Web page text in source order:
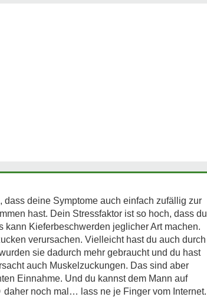
deine Symptome auch einfach zufällig zur
hast. Dein Stressfaktor ist so hoch, dass du
Kieferbeschwerden jeglicher Art machen.
verursachen. Vielleicht hast du auch durch
sie dadurch mehr gebraucht und du hast
auch Muskelzuckungen. Das sind aber
Einnahme. Und du kannst dem Mann auf
daher noch mal… lass ne je Finger vom Internet.